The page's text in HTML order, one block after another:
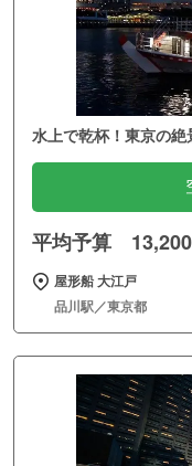
水上で乾杯！東京の
平均予算
屋形船 大江戸
品川駅／東京都